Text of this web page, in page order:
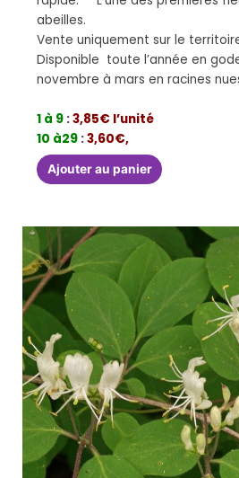
abeilles.
Vente uniquement sur le
Disponible toute l’année en
novembre à mars en racines
1 à 9 :3,85€ l’unité
10 à29 :3,60€,
Ajouter au panier